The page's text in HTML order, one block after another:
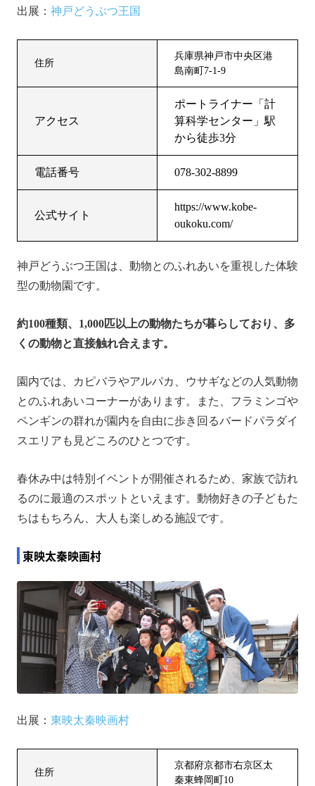
出展： 神戸どうぶつ王国
住所
兵庫県神戸市中央区港
島南町7-1-9
アクセス
ポートライナー「計
算科学センター」駅
から徒歩3分
電話番号 078-302-8899
公式サイト
https://www.kobe-
oukoku.com/
神戸どうぶつ王国は、動物とのふれあいを重視した体験
型の動物園です。
約100種類、1,000匹以上の動物たちが暮らしており、多
くの動物と直接触れ合えます。
園内では、カピバラやアルパカ、ウサギなどの人気動物
とのふれあいコーナーがあります。また、フラミンゴや
ペンギンの群れが園内を自由に歩き回るバードパラダイ
スエリアも見どころのひとつです。
春休み中は特別イベントが開催されるため、家族で訪れ
るのに最適のスポットといえます。動物好きの子どもた
ちはもちろん、大人も楽しめる施設です。
東映太秦映画村
出展： 東映太秦映画村
住所
京都府京都市右京区太
秦東蜂岡町10